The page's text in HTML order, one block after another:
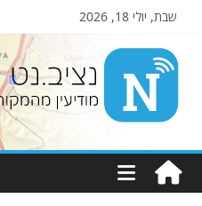
שבת, יולי 18, 2026
Nziv.net
מודיעין
מהמקורות